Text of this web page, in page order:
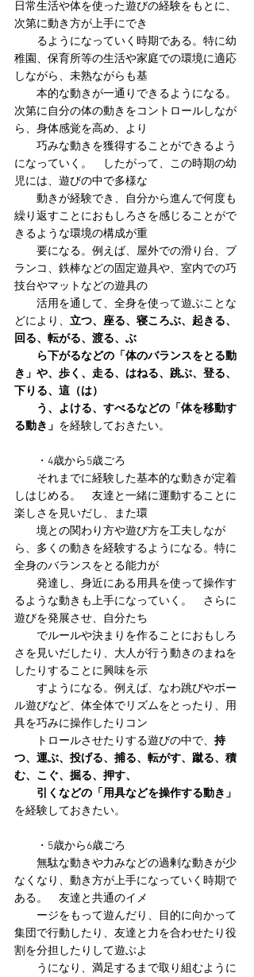
日常生活や体を使った遊びの経験をもとに、
次第に動き方が上手にでき
るようになっていく時期である。特に幼
稚園、保育所等の生活や家庭での環境に適応
しながら、未熟ながらも基
本的な動きが一通りできるようになる。
次第に自分の体の動きをコントロールしなが
ら、身体感覚を高め、より
巧みな動きを獲得することができるよう
になっていく。　したがって、この時期の幼
児には、遊びの中で多様な
動きが経験でき、自分から進んで何度も
繰り返すことにおもしろさを感じることがで
きるような環境の構成が重
要になる。例えば、屋外での滑り台、ブ
ランコ、鉄棒などの固定遊具や、室内での巧
技台やマットなどの遊具の
活用を通して、全身を使って遊ぶことな
どにより、 立つ、座る、寝ころぶ、起きる、
回る、転がる、渡る、ぶ
ら下がるなどの「体のバランスをとる動
き」や、歩く、走る、はねる、跳ぶ、登る、
下りる、這（は）
う、よける、すべるなどの「体を移動す
る動き」 を経験しておきたい。
・4歳から5歳ごろ
それまでに経験した基本的な動きが定着
しはじめる。　友達と一緒に運動することに
楽しさを見いだし、また環
境との関わり方や遊び方を工夫しなが
ら、多くの動きを経験するようになる。特に
全身のバランスをとる能力が
発達し、身近にある用具を使って操作す
るような動きも上手になっていく。　さらに
遊びを発展させ、自分たち
でルールや決まりを作ることにおもしろ
さを見いだしたり、大人が行う動きのまねを
したりすることに興味を示
すようになる。例えば、なわ跳びやボー
ル遊びなど、体全体でリズムをとったり、用
具を巧みに操作したりコン
トロールさせたりする遊びの中で、 持
つ、運ぶ、投げる、捕る、転がす、蹴る、積
む、こぐ、掘る、押す、
引くなどの「用具などを操作する動き」
を経験しておきたい。
・5歳から6歳ごろ
無駄な動きや力みなどの過剰な動きが少
なくなり、動き方が上手になっていく時期で
ある。　友達と共通のイメ
ージをもって遊んだり、目的に向かって
集団で行動したり、友達と力を合わせたり役
割を分担したりして遊ぶよ
うになり、満足するまで取り組むように